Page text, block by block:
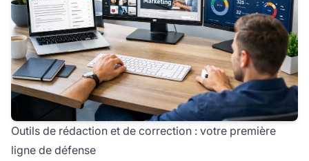
Outils de rédaction et de correction : votre première
ligne de défense